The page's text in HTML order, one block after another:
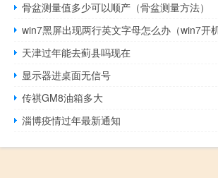
骨盆测量值多少可以顺产（骨盆测量方法）
win7黑屏出现两行英文字母怎么办（win7开
天津过年能去蓟县吗现在
显示器进桌面无信号
传祺GM8油箱多大
淄博疫情过年最新通知